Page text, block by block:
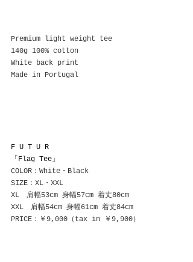
Premium light weight tee
140g 100% cotton
White back print
Made in Portugal
F U T U R
「Flag Tee」
COLOR：White・Black
SIZE：XL・XXL
XL　肩幅53cm 身幅57cm 着丈80cm
XXL　肩幅54cm 身幅61cm 着丈84cm
PRICE：￥9,000（tax in ￥9,900）